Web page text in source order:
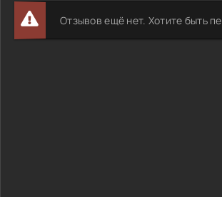
Отзывов ещё нет. Хотите быть